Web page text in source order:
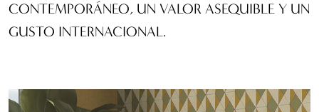
CONTEMPORÁNEO, UN VALOR ASEQUIBLE Y UN
GUSTO INTERNACIONAL.